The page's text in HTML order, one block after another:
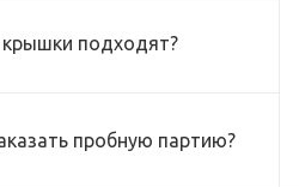
крышки подходят?
пробную партию?